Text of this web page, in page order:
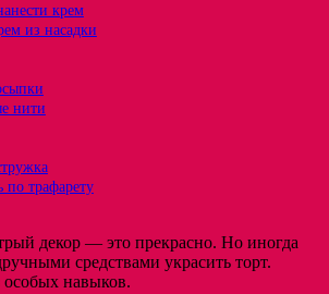
крем
из насадки
нити
по трафарету
декор — это прекрасно. Но иногда
средствами украсить торт.
навыков.